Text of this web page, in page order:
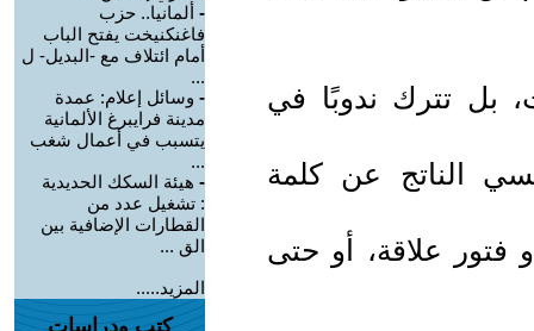
بل تترك ندوبًا في
الناتج عن كلمة
فتور علاقة، أو حتى
- ألمانيا.. حزب
فاغنكنيخت يفتح الباب
أمام ائتلاف مع -البديل- ل
...
- وسائل إعلام: عمدة
مدينة فرايبرغ الألمانية
يتسبب في أعمال شغب
...
- هيئة السكك الحديدية
: تشغيل عدد من
القطارات الإضافية بين
الق ...
المزيد.....
كتب ودراسات